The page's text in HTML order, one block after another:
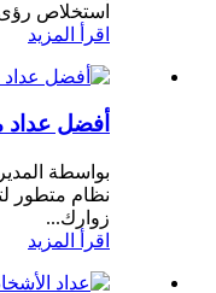
استخلاص رؤى
اقرأ المزيد
أفضل عداد
بواسطة المدير
زوارك...
اقرأ المزيد